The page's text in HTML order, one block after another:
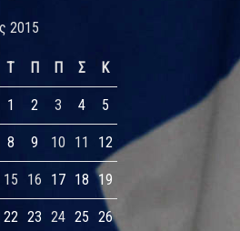
2015
Τ Π Π Σ Κ
1 2 3 4 5
8 9 10 11 12
15 16 17 18 19
22 23 24 25 26